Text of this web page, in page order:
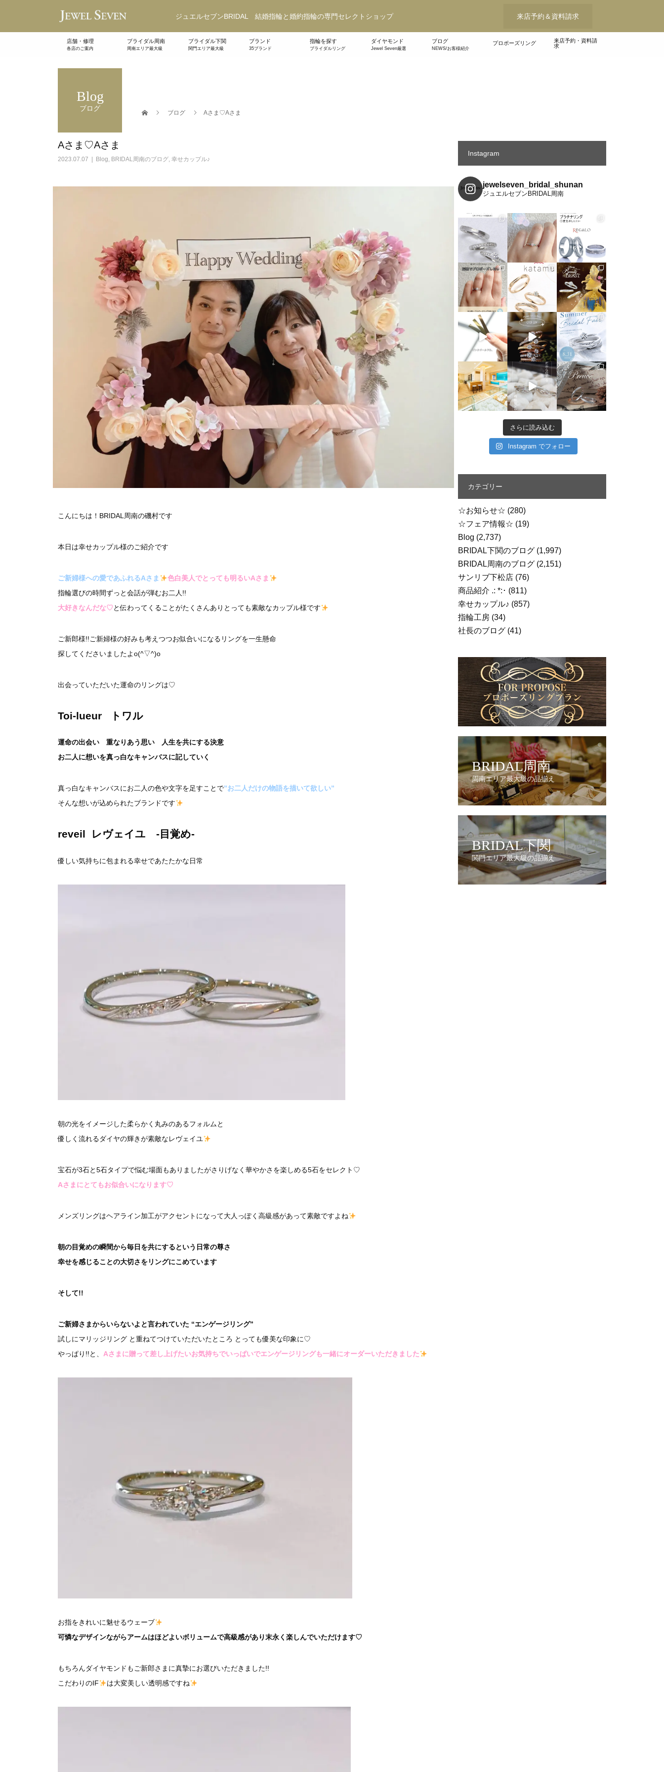
ジュエルセブンBRIDAL 結婚指輪と婚約指輪の専門セレクトショップ 来店予約＆資料請求
店舗・修理
各店のご案内
ブライダル周南
周南エリア最大級
ブライダル下関
関門エリア最大級
ブランド
35ブランド
指輪を探す
ブライダルリング
ダイヤモンド
Jewel Seven厳選
ブログ
NEWS/お客様紹介
プロポーズリング
来店予約・資料請
求
Blog
ブログ
ブログ Aさま♡Aさま
Aさま♡Aさま
2023.07.07 Blog, BRIDAL周南のブログ, 幸せカップル♪
こんにちは！BRIDAL周南の磯村です
本日は幸せカップル様のご紹介です
ご新婦様への愛であふれるAさま
色白美人でとっても明るいAさま
指輪選びの時間ずっと会話が弾むお二人!!
大好きなんだな♡と伝わってくることがたくさんありとっても素敵なカップル様です
ご新郎様!!ご新婦様の好みも考えつつお似合いになるリングを一生懸命
探してくださいましたよo(^▽^)o
出会っていただいた運命のリングは♡
Toi-lueur トワル
運命の出会い 重なりあう思い 人生を共にする決意
お二人に想いを真っ白なキャンバスに記していく
真っ白なキャンバスにお二人の色や文字を足すことで”お二人だけの物語を描いて欲しい”
そんな想いが込められたブランドです
reveil レヴェイユ -目覚め-
優しい気持ちに包まれる幸せであたたかな日常
朝の光をイメージした柔らかく丸みのあるフォルムと
優しく流れるダイヤの輝きが素敵なレヴェイユ
宝石が3石と5石タイプで悩む場面もありましたがさりげなく華やかさを楽しめる5石をセレクト♡
Aさまにとてもお似合いになります♡
メンズリングはヘアライン加工がアクセントになって大人っぽく高級感があって素敵ですよね
朝の目覚めの瞬間から毎日を共にするという日常の尊さ
幸せを感じることの大切さをリングにこめています
そして!!
ご新婦さまからいらないよと言われていた “エンゲージリング”
試しにマリッジリング と重ねてつけていただいたところ とっても優美な印象に♡
やっぱり!!と、 Aさまに贈って差し上げたいお気持ちでいっぱいでエンゲージリングも一緒にオーダーいただきました
お指をきれいに魅せるウェーブ
可憐なデザインながらアームはほどよいボリュームで高級感があり末永く楽しんでいただけます♡
もちろんダイヤモンドもご新郎さまに真摯にお選びいただきました!!
こだわりのIF
は大変美しい透明感ですね
Instagram
jewelseven_bridal_shunan
ジュエルセブンBRIDAL周南
さらに読み込む
Instagram でフォロー
カテゴリー
☆お知らせ☆ (280)
☆フェア情報☆ (19)
Blog (2,737)
BRIDAL下関のブログ (1,997)
BRIDAL周南のブログ (2,151)
サンリブ下松店 (76)
商品紹介 .: *:･ (811)
幸せカップル♪ (857)
指輪工房 (34)
社長のブログ (41)
BRIDAL周南
周南エリア最大級の品揃え
BRIDAL下関
関門エリア最大級の品揃え